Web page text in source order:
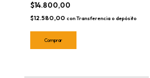
$14.800,00
$12.580,00 con Transferencia o depósito